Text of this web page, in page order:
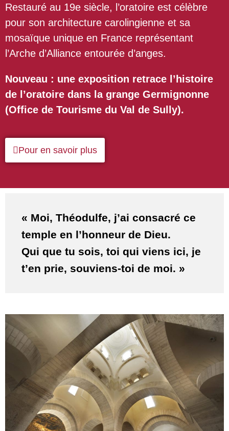
« Moi, Théodulfe, j’ai consacré ce
temple en l’honneur de Dieu.
Qui que tu sois, toi qui viens ici, je
t’en prie, souviens-toi de moi. »
Restauré au 19e siècle, l’oratoire est célèbre
pour son architecture carolingienne et sa
mosaïque unique en France représentant
l’Arche d’Alliance entourée d’anges.
Nouveau : une exposition retrace l’histoire
de l’oratoire dans la grange Germignonne
(Office de Tourisme du Val de Sully).
Pour en savoir plus